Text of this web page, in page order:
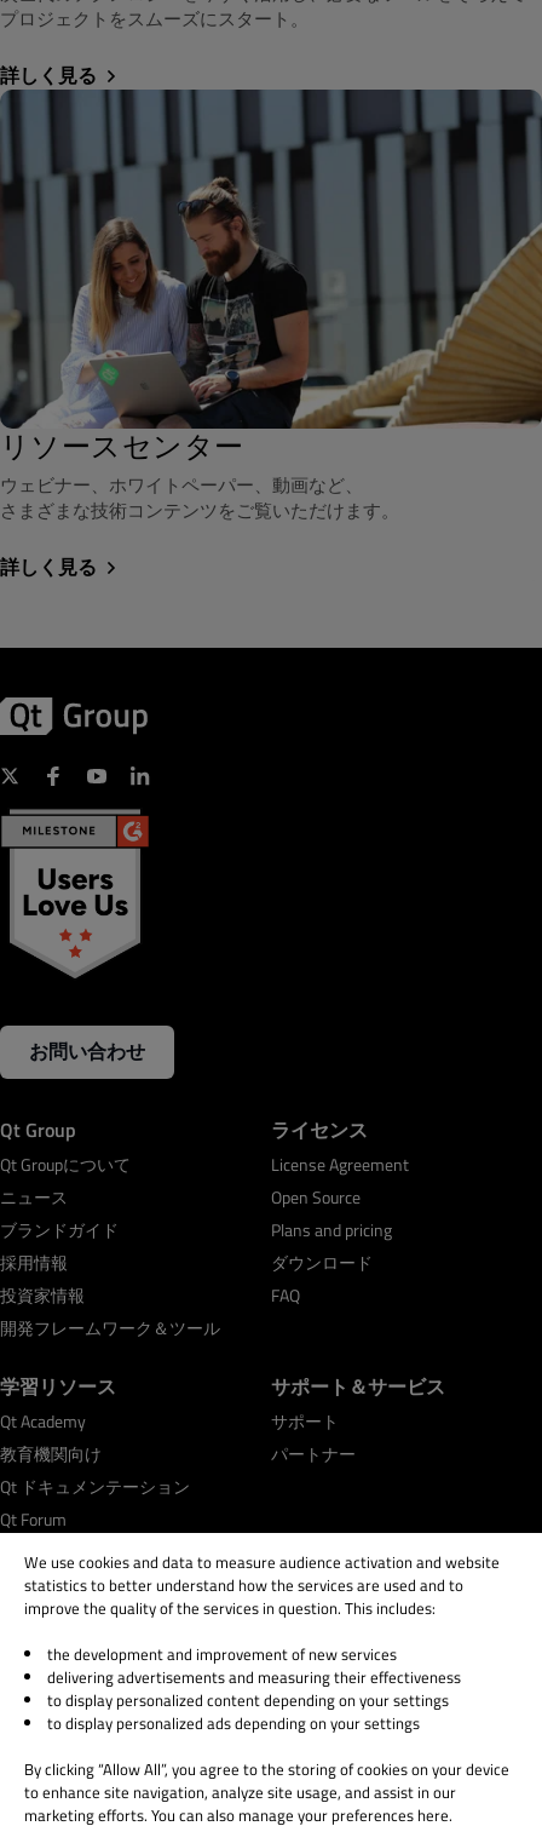
プロジェクトをスムーズにスタート。
詳しく見る
リソースセンター
ウェビナー、ホワイトペーパー、動画など、
さまざまな技術コンテンツをご覧いただけます。
詳しく見る
お問い合わせ
Qt Group
Qt Groupについて
ニュース
ブランドガイド
採用情報
投資家情報
開発フレームワーク＆ツール
ライセンス
License Agreement
Open Source
Plans and pricing
ダウンロード
FAQ
学習リソース
Qt Academy
教育機関向け
Qt ドキュメンテーション
Qt Forum
サポート＆サービス
サポート
パートナー
© 2026 The Qt Company
Legal Notice
Privacy and Cookie Policy
Trust Center
Cookie Settings
We use cookies and data to measure audience activation and website
statistics to better understand how the services are used and to
improve the quality of the services in question. This includes:
the development and improvement of new services
delivering advertisements and measuring their effectiveness
to display personalized content depending on your settings
to display personalized ads depending on your settings
By clicking “Allow All”, you agree to the storing of cookies on your device
to enhance site navigation, analyze site usage, and assist in our
marketing efforts. You can also manage your preferences here.